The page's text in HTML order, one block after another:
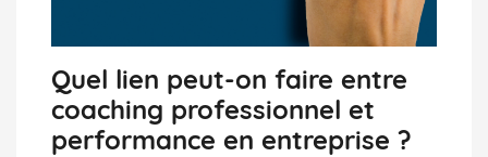
Quel lien peut-on faire entre
coaching professionnel et
performance en entreprise ?